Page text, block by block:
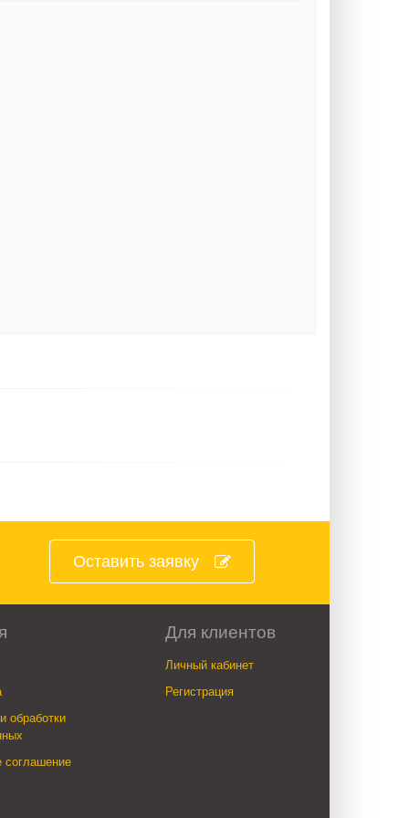
Оставить заявку
обработки
соглашение
Для клиентов
Личный кабинет
Регистрация